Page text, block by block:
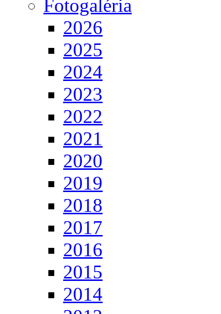
Fotogaléria
2026
2025
2024
2023
2022
2021
2020
2019
2018
2017
2016
2015
2014